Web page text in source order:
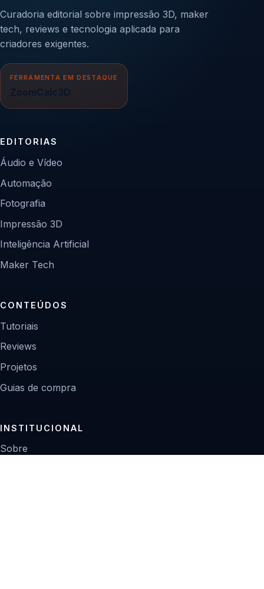
Curadoria editorial sobre impressão 3D, maker
tech, reviews e tecnologia aplicada para
criadores exigentes.
FERRAMENTA EM DESTAQUE
ZoomCalc3D
EDITORIAS
Áudio e Vídeo
Automação
Fotografia
Impressão 3D
Inteligência Artificial
Maker Tech
CONTEÚDOS
Tutoriais
Reviews
Projetos
Guias de compra
INSTITUCIONAL
Sobre